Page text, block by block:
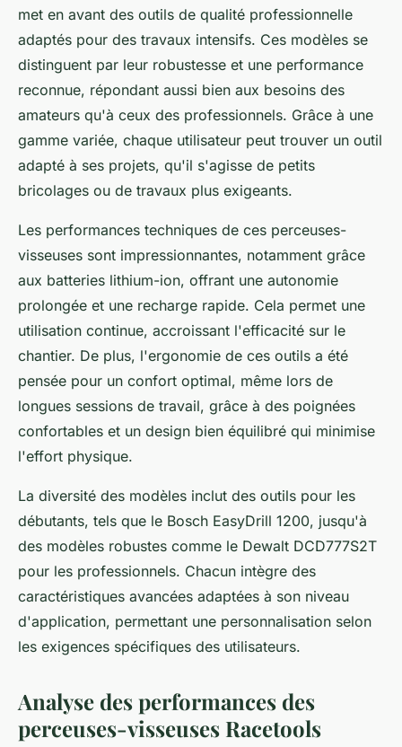
met en avant des outils de qualité professionnelle
adaptés pour des travaux intensifs. Ces modèles se
distinguent par leur robustesse et une performance
reconnue, répondant aussi bien aux besoins des
amateurs qu'à ceux des professionnels. Grâce à une
gamme variée, chaque utilisateur peut trouver un outil
adapté à ses projets, qu'il s'agisse de petits
bricolages ou de travaux plus exigeants.
Les performances techniques de ces perceuses-
visseuses sont impressionnantes, notamment grâce
aux batteries lithium-ion, offrant une autonomie
prolongée et une recharge rapide. Cela permet une
utilisation continue, accroissant l'efficacité sur le
chantier. De plus, l'ergonomie de ces outils a été
pensée pour un confort optimal, même lors de
longues sessions de travail, grâce à des poignées
confortables et un design bien équilibré qui minimise
l'effort physique.
La diversité des modèles inclut des outils pour les
débutants, tels que le Bosch EasyDrill 1200, jusqu'à
des modèles robustes comme le Dewalt DCD777S2T
pour les professionnels. Chacun intègre des
caractéristiques avancées adaptées à son niveau
d'application, permettant une personnalisation selon
les exigences spécifiques des utilisateurs.
Analyse des performances des
perceuses-visseuses Racetools